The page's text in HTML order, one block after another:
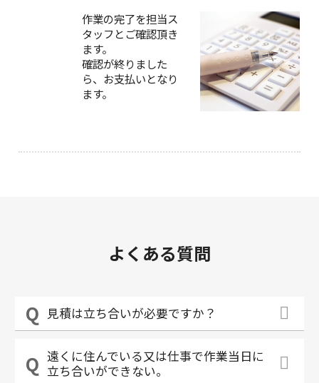
作業の完了を担当ス
タッフとご確認頂き
ます。
確認が終りました
ら、お支払いとなり
ます。
よくある質問
見積は立ち合いが必要ですか？
遠くに住んでいる又は仕事で作業当日に
立ち合いができない。